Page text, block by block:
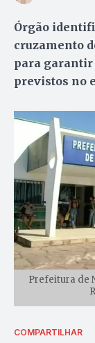
Órgão
cruzamento
para
previstos no
Prefeitura de
COMPARTILHAR